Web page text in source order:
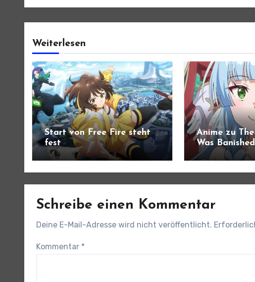
Weiterlesen
Start von Free Fire steht
fest
Anime zu
Was Banished
angekündigt
Schreibe einen Kommentar
Deine E-Mail-Adresse wird nicht veröffentlicht.
Kommentar *